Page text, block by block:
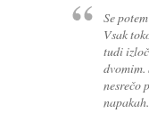
Se
Vsak
tudi
dvomim.
nesrečo